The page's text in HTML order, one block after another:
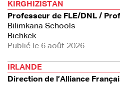
KIRGHIZISTAN
Professeur de FLE/DNL /
Bilimkana Schools
Bichkek
Publié le 6 août 2026
IRLANDE
Direction de l’Alliance